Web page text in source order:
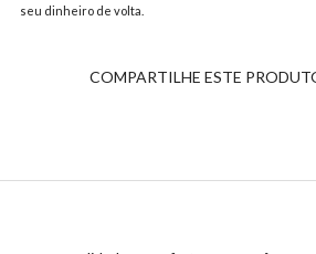
seu dinheiro de volta.
COMPARTILHE ESTE